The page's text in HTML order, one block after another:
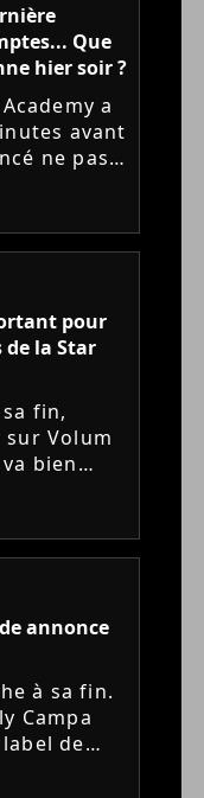
Que
hier soir ?
a
avant
ne pas
pour
de la Star
fin,
Volum
bien
annonce
à sa fin.
Campa
de